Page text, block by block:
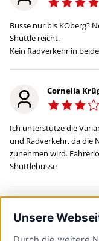
Unsere
Busse nur bis KOberg?
Shuttle reicht.
Kein Radverkehr in
Cornelia
Ich unterstütze die
und Radverkehr, da die
zunehmen wird.
Shuttlebusse